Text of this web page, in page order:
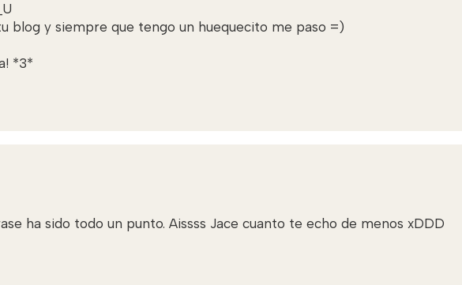
blog y siempre que tengo un huequecito me paso =)
*3*
ha sido todo un punto. Aissss Jace cuanto te echo de menos xDDD